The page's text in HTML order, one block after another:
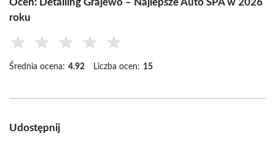
Oceń: Detailing Grajewo – Najlepsze Auto SPA w 2026
roku
★ ★ ★ ★ ★
Średnia ocena: 4.92 Liczba ocen: 15
Udostępnij